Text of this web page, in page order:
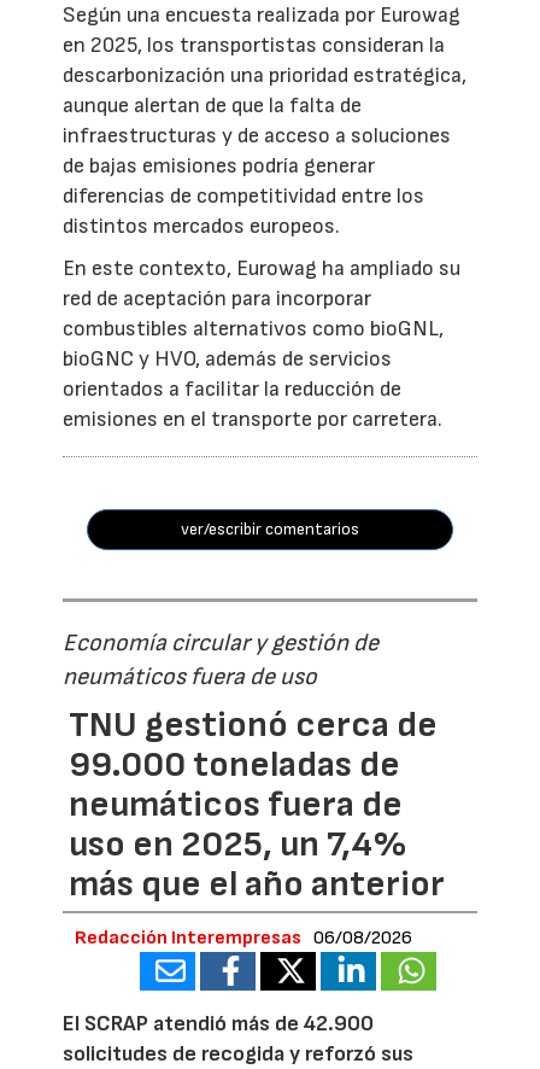
Según una encuesta realizada por Eurowag
en 2025, los transportistas consideran la
descarbonización una prioridad estratégica,
aunque alertan de que la falta de
infraestructuras y de acceso a soluciones
de bajas emisiones podría generar
diferencias de competitividad entre los
distintos mercados europeos.
En este contexto, Eurowag ha ampliado su
red de aceptación para incorporar
combustibles alternativos como bioGNL,
bioGNC y HVO, además de servicios
orientados a facilitar la reducción de
emisiones en el transporte por carretera.
ver/escribir comentarios
Economía circular y gestión de
neumáticos fuera de uso
TNU gestionó cerca de
99.000 toneladas de
neumáticos fuera de
uso en 2025, un 7,4%
más que el año anterior
Redacción Interempresas 06/08/2026
El SCRAP atendió más de 42.900
solicitudes de recogida y reforzó sus